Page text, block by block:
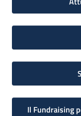
Il Fundraising